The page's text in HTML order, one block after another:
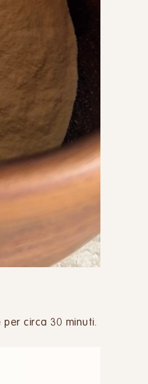
circa 30 minuti.